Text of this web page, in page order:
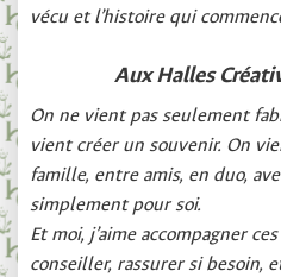
vécu et l’histoire qui
Aux Halles
On ne vient pas seulement
vient créer un souvenir. On
famille, entre amis, en duo,
simplement pour soi.
Et moi, j’aime accompagner
conseiller, rassurer si besoin,